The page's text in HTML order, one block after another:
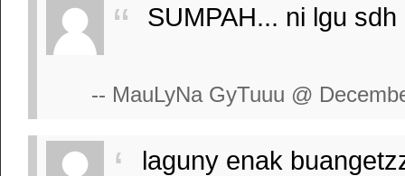
SUMPAH... ni lgu
-- MauLyNa GyTuuu @
laguny enak